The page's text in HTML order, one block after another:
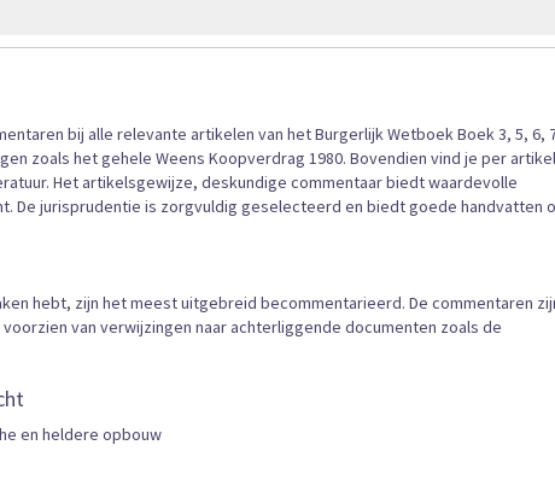
bij alle relevante artikelen van het Burgerlijk Wetboek Boek 3, 5, 6,
zoals het gehele Weens Koopverdrag 1980. Bovendien vind je per artikel
Het artikelsgewijze, deskundige commentaar biedt waardevolle
De jurisprudentie is zorgvuldig geselecteerd en biedt goede handvatten
hebt, zijn het meest uitgebreid becommentarieerd. De commentaren
van verwijzingen naar achterliggende documenten zoals de
en heldere opbouw